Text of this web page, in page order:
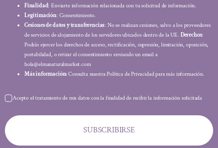
Finalidad: Enviarte información relacionada con tu solicitud de información.
Legitimación: Consentimiento.
Cesiones de datos y transferencias: No se realizan cesiones, salvo a los proveedores
de servicios de alojamiento de los servidores ubicados dentro de la UE. Derechos:
Podrás ejercer los derechos de acceso, rectificación, supresión, limitación, oposición,
portabilidad, o retirar el consentimiento enviando un email a
hola@elmanaturalmarket.com
Más información: Consulta nuestra Política de Privacidad para más información.
Acepto el tratamiento de mis datos con la finalidad de recibir la información solicitada
SUBSCRIBIRSE